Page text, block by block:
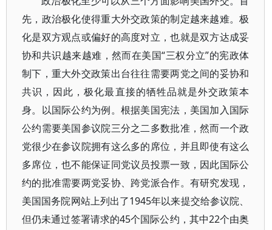
先，政治极化使得重大外交政策的制定越来越难。极
化是双方观点或偏好的高度对立，也就是双方达成妥
协和共识越来越难，然而在美国“三权分立”的宪政体
制下，重大外交政策出台往往需要两党之间的妥协和
共识，因此，极化最直接的牺牲品就是外交政策本
身。以国际公约为例。根据美国宪法，美国加入国际
公约需要美国参议院三分之二多数批准，然而一个政
党很少在参议院拥有这么多的席位，并且即使有这么
多席位，也不能保证同党议员投票一致，因此国际公
约的批准需要两党妥协、跨党派合作。有研究发现，
美国国务院网站上列出了1945年以来提交给参议院、
但仍未通过签署请求的45个国际公约，其中22个由奥